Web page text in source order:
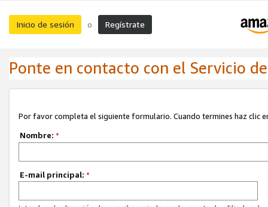
Inicio de sesión o Regístrate
Ponte en contacto con el Servicio
Por favor completa el siguiente formulario. Cuando termines haz clic
Nombre: *
E-mail principal: *